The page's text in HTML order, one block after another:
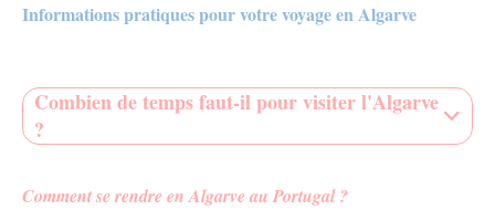
Informations pratiques pour votre voyage en Algarve
Combien de temps faut-il pour visiter l'Algarve
?
Comment se rendre en Algarve au Portugal ?